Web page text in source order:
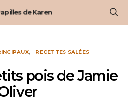
de Karen
RECETTES SALÉES
pois de Jamie